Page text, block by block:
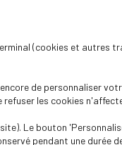
(cookies et autres
de personnaliser
les cookies
Le bouton
pendant une durée